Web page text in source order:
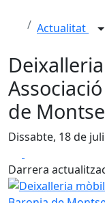
Actualitat
de
Dissabte, 18 de
Darrera
Deixalleria mòbil